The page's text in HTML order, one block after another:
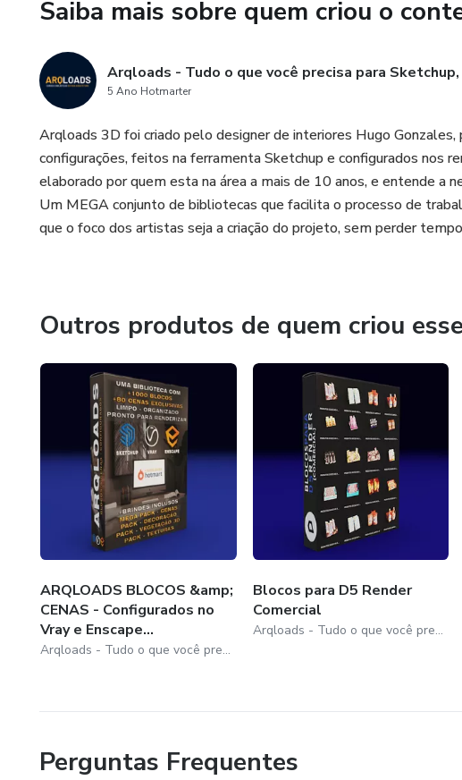
Saiba mais sobre quem criou o
Arqloads - Tudo o que você precisa para Sketchup,
5 Ano Hotmarter
Arqloads 3D foi criado pelo designer de interiores Hugo
configurações, feitos na ferramenta Sketchup e configurados nos
elaborado por quem esta na área a mais de 10 anos, e entende a
Um MEGA conjunto de bibliotecas que facilita o processo de
que o foco dos artistas seja a criação do projeto, sem perder
Outros produtos de quem criou
ARQLOADS BLOCOS &amp;
CENAS - Configurados no
Vray e Enscape...
Arqloads - Tudo o que você precisa para Sketchup, Enscape, Vray e D5 render
Blocos para D5 Render
Comercial
Arqloads - Tudo o que você precisa para Sketchup, Enscape, Vray e D5 render
Perguntas Frequentes